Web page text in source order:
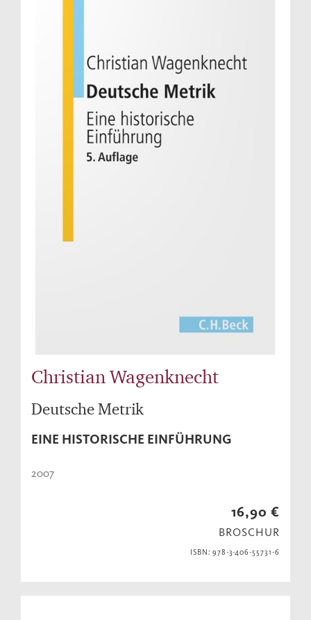
Christian Wagenknecht
Deutsche Metrik
EINE HISTORISCHE EINFÜHRUNG
2007
16,90 €
BROSCHUR
ISBN: 978-3-406-55731-6